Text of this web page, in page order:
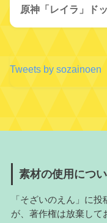
原神「レイラ」ド
Tweets by sozainoen
素材の使用につ
「そざいのえん」に
が、著作権は放棄して